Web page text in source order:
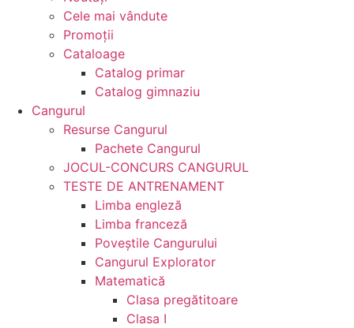
Cele mai vândute
Promoții
Cataloage
Catalog primar
Catalog gimnaziu
Cangurul
Resurse Cangurul
Pachete Cangurul
JOCUL-CONCURS CANGURUL
TESTE DE ANTRENAMENT
Limba engleză
Limba franceză
Poveștile Cangurului
Cangurul Explorator
Matematică
Clasa pregătitoare
Clasa I